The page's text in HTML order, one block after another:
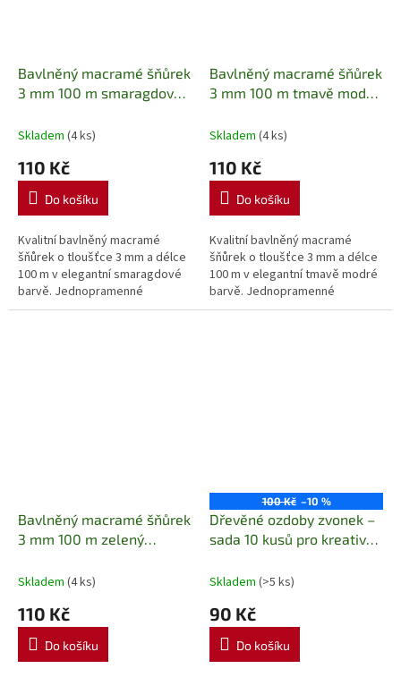
Bavlněný macramé šňůrek
3 mm 100 m smaragdový
příze na macramé,
tvoření
Skladem (4 ks)
110 Kč
Do košíku
Kvalitní bavlněný macramé
šňůrek o tloušťce 3 mm a délce
100 m v elegantní smaragdové
barvě. Jednopramenné
provedení umožňuje snadné
Bavlněný macramé šňůrek
3 mm 100 m tmavě modrý
příze na macramé,
tvoření
Skladem (4 ks)
110 Kč
Do košíku
Kvalitní bavlněný macramé
šňůrek o tloušťce 3 mm a délce
100 m v elegantní tmavě modré
barvě. Jednopramenné
provedení umožňuje snadné
Bavlněný macramé šňůrek
3 mm 100 m zelený
příze na macramé,
tvoření
Skladem (4 ks)
110 Kč
Do košíku
100 Kč –10 %
Dřevěné ozdoby zvonek –
sada 10 kusů pro kreativní
Skladem (>5 ks)
90 Kč
Do košíku